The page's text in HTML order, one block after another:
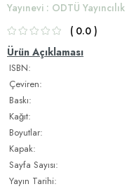
Yayınevi : ODTÜ Yayıncılık
0.0
Ürün Açıklaması
ISBN:
Çeviren:
Baskı:
Kağıt:
Boyutlar:
Kapak:
Sayfa Sayısı:
Yayın Tarihi: